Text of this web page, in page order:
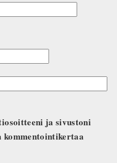
ja sivustoni
kommentointikertaa